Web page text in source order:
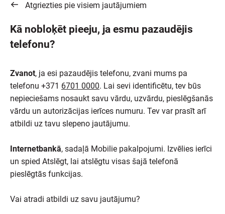
Atgriezties pie visiem jautājumiem
Kā nobloķēt pieeju, ja esmu pazaudējis
telefonu?
Zvanot, ja esi pazaudējis telefonu, zvani mums pa
telefonu +371 6701 0000. Lai sevi identificētu, tev būs
nepieciešams nosaukt savu vārdu, uzvārdu, pieslēgšanās
vārdu un autorizācijas ierīces numuru. Tev var prasīt arī
atbildi uz tavu slepeno jautājumu.
Internetbankā, sadaļā Mobilie pakalpojumi. Izvēlies ierīci
un spied Atslēgt, lai atslēgtu visas šajā telefonā
pieslēgtās funkcijas.
Vai atradi atbildi uz savu jautājumu?